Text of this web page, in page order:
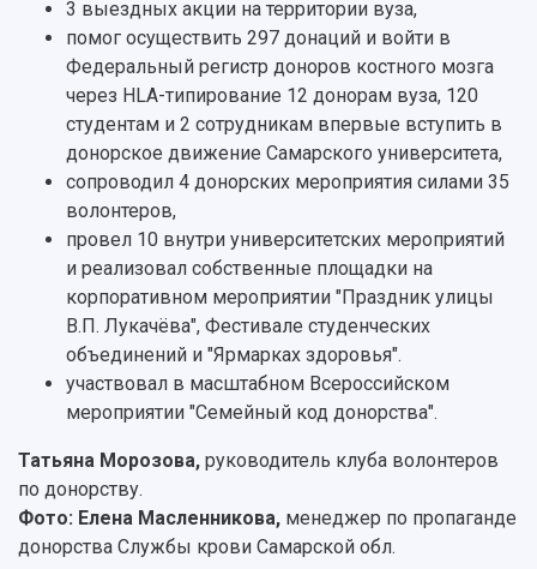
3 выездных акции на территории вуза,
помог осуществить 297 донаций и войти в
Федеральный регистр доноров костного мозга
через HLA-типирование 12 донорам вуза, 120
студентам и 2 сотрудникам впервые вступить в
донорское движение Самарского университета,
сопроводил 4 донорских мероприятия силами 35
волонтеров,
провел 10 внутри университетских мероприятий
и реализовал собственные площадки на
корпоративном мероприятии "Праздник улицы
В.П. Лукачёва", Фестивале студенческих
объединений и "Ярмарках здоровья".
участвовал в масштабном Всероссийском
мероприятии "Семейный код донорства".
Татьяна Морозова, руководитель клуба волонтеров
по донорству.
Фото: Елена Масленникова, менеджер по пропаганде
донорства Службы крови Самарской обл.